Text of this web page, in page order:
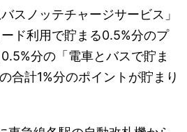
スノッテチャージサービス」
ド利用で貯まる0.5%分のプ
分の「電車とバスで貯ま
合計1%分のポイントが貯まり